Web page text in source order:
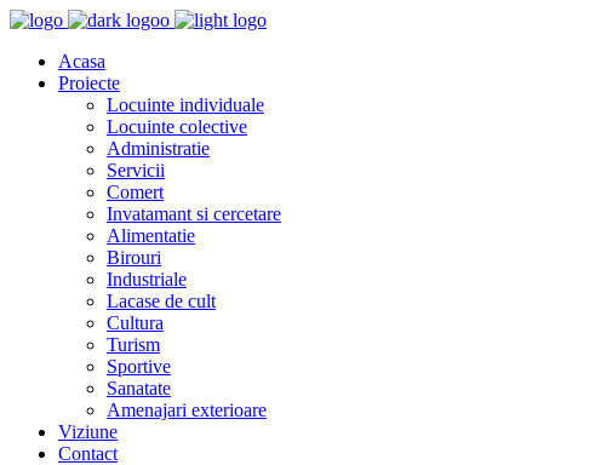
Acasa
Proiecte
Locuinte individuale
Locuinte colective
Administratie
Servicii
Comert
Invatamant si cercetare
Alimentatie
Birouri
Industriale
Lacase de cult
Cultura
Turism
Sportive
Sanatate
Amenajari exterioare
Viziune
Contact